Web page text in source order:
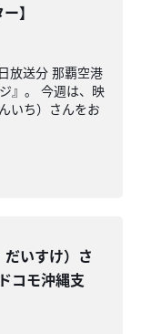
】
放送分 那覇空港
』。 今週は、映
いち）さんをお
いすけ）さ
コモ沖縄支